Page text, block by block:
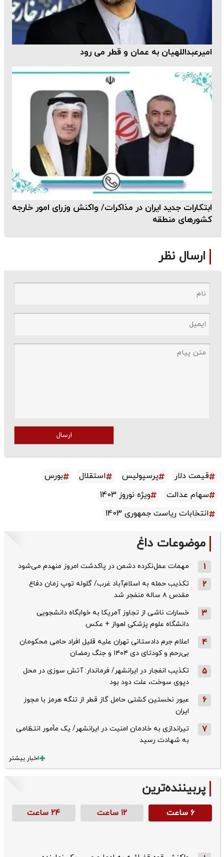
امیرعبداللهیان به عمان و قطر می رود
ابتکارات جدید ایران در مذاکرات/ واکنش وزرای امور خارجه
کشورهای منطقه
ارسال نظر
ارسال
قیمت دلار پرسپولیس استقلال
بورس
سهام عدالت
ویژه نوروز 1403
انتخابات ریاست جمهوری 1403
موضوعات داغ
1 مهمات عمل‌نکرده دشمن در پاکدشت امروز منهدم می‌شود
2
تکذیب حمله به اسلام‌آباد غرب/ گلوله توپ زمان دفاع
مقدس ۸ ساله منفجر شد
3
خسارات ناشی از تجاوز آمریکا به خوابگاه دانشجویی
دانشگاه علوم پزشکی اهواز + عکس
4
اعلام جرم دادستانی تهران علیه قلیل افراد حامی محکومان
بی‌رحم و کودتای دی‌ ۱۴۰۴ و جنگ رمضان
5
تکذیب ‌انفجار در ایرانشهر/ فرماندار: آتش سوزی در محل
دپوی سوخت، علت دود بود
6
عبور نخستین کشتی حامل گاز قطر از تنگه هرمز با مجوز
ایران
7
تیراندازی به خادمان امنیت در ایرانشهر/ یک مأمور انتظامی
به شهادت رسید
اخبار بیشتر
پربیننده‌ترین
۶ ساعت ۱۲ ساعت ۲۴ ساعت